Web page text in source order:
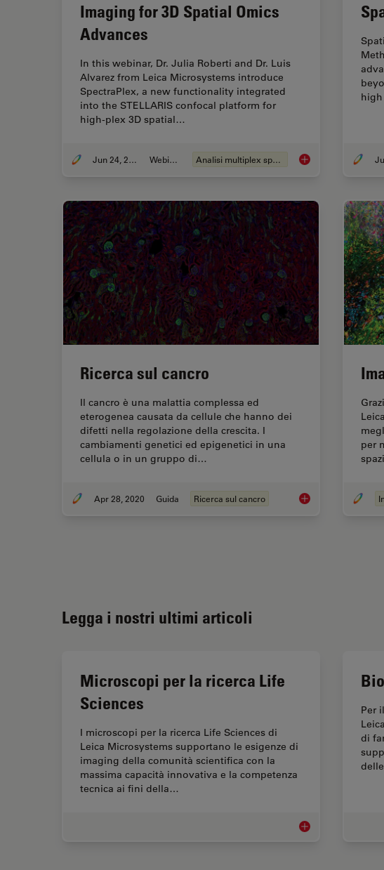
Imaging for 3D Spatial Omics
Advances
In this webinar, Dr. Julia Roberti and Dr. Luis
Alvarez from Leica Microsystems introduce
SpectraPlex, a new functionality integrated
into the STELLARIS confocal platform for
high-plex 3D spatial…
Jun 24, 2025 Webinar: Analisi multiplex spaziale How to Streamline
Ricerca sul cancro
Il cancro è una malattia complessa ed
eterogenea causata da cellule che hanno dei
difetti nella regolazione della crescita. I
cambiamenti genetici ed epigenetici in una
cellula o in un gruppo di…
Apr 28, 2020 Guida Ricerca sul cancro Ricerca sul cancro
per
Legga i nostri ultimi articoli
Microscopi per la ricerca Life
Sciences
I microscopi per la ricerca Life Sciences di
Leica Microsystems supportano le esigenze di
imaging della comunità scientifica con la
massima capacità innovativa e la competenza
tecnica ai fini della…
Microscopi per la
Per
di